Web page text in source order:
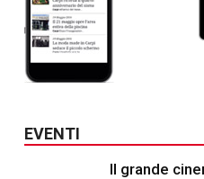
EVENTI
Il grande